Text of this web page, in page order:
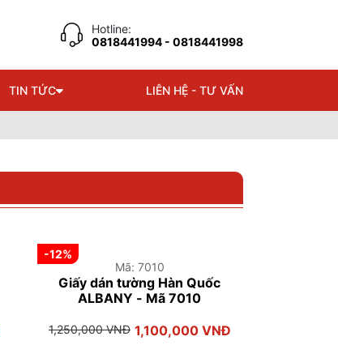
Hotline:
0818441994 - 0818441998
TIN TỨC LIÊN HỆ - TƯ VẤN
-12%
Mã: 7010
Giấy dán tường Hàn Quốc
ALBANY - Mã 7010
1,250,000 VNĐ 1,100,000 VNĐ